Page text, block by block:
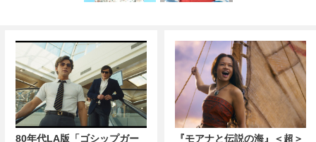
80年代LA版「ゴシップガー
『モアナと伝説の海』＜超＞